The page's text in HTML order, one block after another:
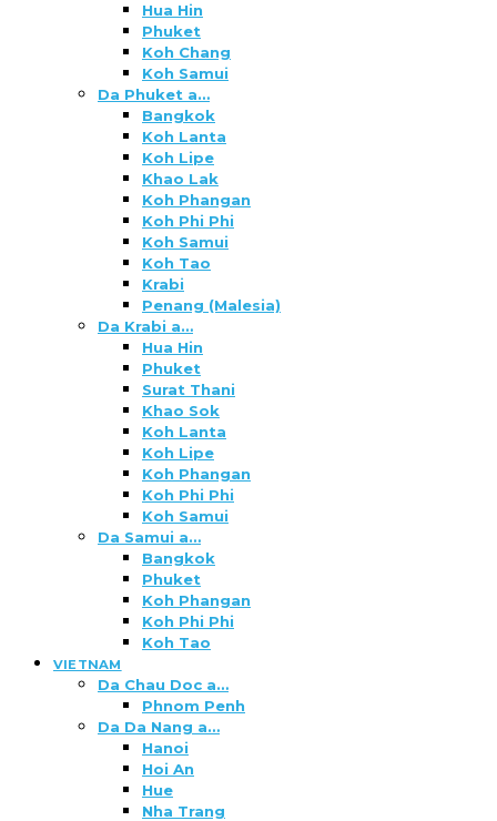
Hua Hin
Phuket
Koh Chang
Koh Samui
Da Phuket a…
Bangkok
Koh Lanta
Koh Lipe
Khao Lak
Koh Phangan
Koh Phi Phi
Koh Samui
Koh Tao
Krabi
Penang (Malesia)
Da Krabi a…
Hua Hin
Phuket
Surat Thani
Khao Sok
Koh Lanta
Koh Lipe
Koh Phangan
Koh Phi Phi
Koh Samui
Da Samui a…
Bangkok
Phuket
Koh Phangan
Koh Phi Phi
Koh Tao
VIETNAM
Da Chau Doc a…
Phnom Penh
Da Da Nang a…
Hanoi
Hoi An
Hue
Nha Trang